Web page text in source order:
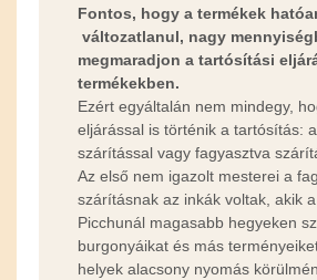
Fontos, hogy a termékek
változatlanul, nagy
megmaradjon a tartósítási
termékekben.
Ezért egyáltalán nem mindegy,
eljárással is történik a tartósítás:
szárítással vagy fagyasztva
Az első nem igazolt mesterei a
szárításnak az inkák voltak, akik
Picchunál magasabb hegyeken
burgonyáikat és más
helyek alacsony nyomás